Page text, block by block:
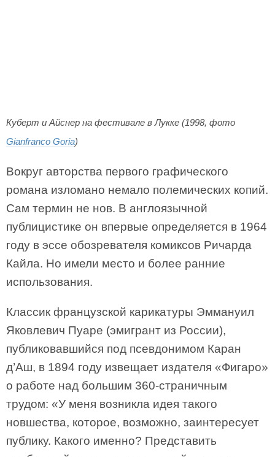
Куберт и Айснер на фестивале в Лукке (1998, фото
Gianfranco Goria)
Вокруг авторства первого графического
романа изломано немало полемических копий.
Сам термин не нов. В англоязычной
публицистике он впервые определяется в 1964
году в эссе обозревателя комиксов Ричарда
Кайла. Но имели место и более ранние
использования.
Классик французской карикатуры Эммануил
Яковлевич Пуаре (эмигрант из России),
публиковавшийся под псевдонимом Каран
д’Аш, в 1894 году извещает издателя «Фигаро»
о работе над большим 360-страничным
трудом: «У меня возникла идея такого
новшества, которое, возможно, заинтересует
публику. Какого именно? Представить